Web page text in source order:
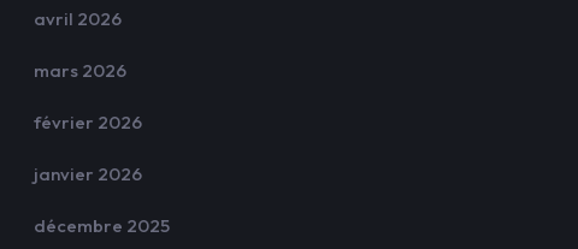
avril 2026
mars 2026
février 2026
janvier 2026
décembre 2025